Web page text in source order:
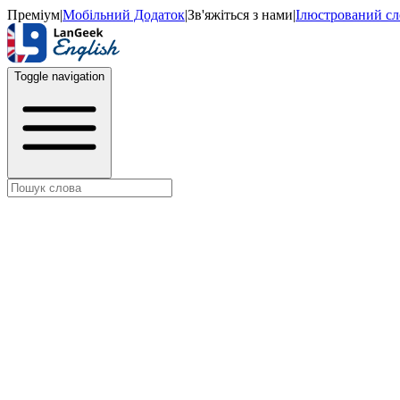
Преміум|Мобільний Додаток|Зв'яжіться з нами|Ілюстрований
Toggle navigation